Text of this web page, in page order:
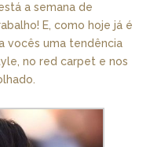
a semana de
E, como hoje já é
vocês uma tendência
no red carpet e nos